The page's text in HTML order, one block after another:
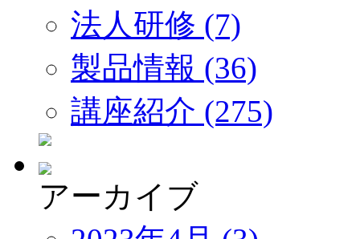
法人研修 (7)
製品情報 (36)
講座紹介 (275)
アーカイブ